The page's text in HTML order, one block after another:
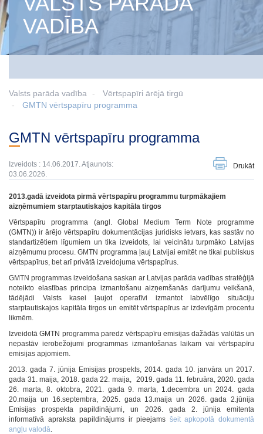
VADĪBA
Valsts parāda vadība
Vērtspapīri ārējā tirgū
GMTN vērtspapīru programma
GMTN vērtspapīru programma
Izveidots : 14.06.2017. Atjaunots:
03.06.2026.
Drukāt
2013.gadā izveidota pirmā vērtspapīru programmu turpmākajiem
aizņēmumiem starptautiskajos kapitāla tirgos
Vērtspapīru programma (angl. Global Medium Term Note programme
(GMTN)) ir ārējo vērtspapīru dokumentācijas juridisks ietvars, kas sastāv no
standartizētiem līgumiem un tika izveidots, lai veicinātu turpmāko Latvijas
aizņēmumu procesu. GMTN programma ļauj Latvijai emitēt ne tikai publiskus
vērtspapīrus, bet arī privātā izveidojuma vērtspapīrus.
GMTN programmas izveidošana saskan ar Latvijas parāda vadības stratēģijā
noteikto elastības principa izmantošanu aizņemšanās darījumu veikšanā,
tādējādi Valsts kasei ļaujot operatīvi izmantot labvēlīgo situāciju
starptautiskajos kapitāla tirgos un emitēt vērtspapīrus ar izdevīgām procentu
likmēm.
Izveidotā GMTN programma paredz vērtspapīru emisijas dažādās valūtās un
nepastāv ierobežojumi programmas izmantošanas laikam vai vērtspapīru
emisijas apjomiem.
2013. gada 7. jūnija Emisijas prospekts, 2014. gada 10. janvāra un 2017.
gada 31. maija, 2018. gada 22. maija, 2019. gada 11. februāra, 2020. gada
26. marta, 8. oktobra, 2021. gada 9. marta, 1.decembra un 2024. gada
20.maija un 16.septembra, 2025. gada 13.maija un 2026. gada 2.jūnija
Emisijas prospekta papildinājumi, un 2026. gada 2. jūnija emitenta
informatīvā apraksta papildinājums ir pieejams šeit apkopotā dokumentā
angļu valodā.